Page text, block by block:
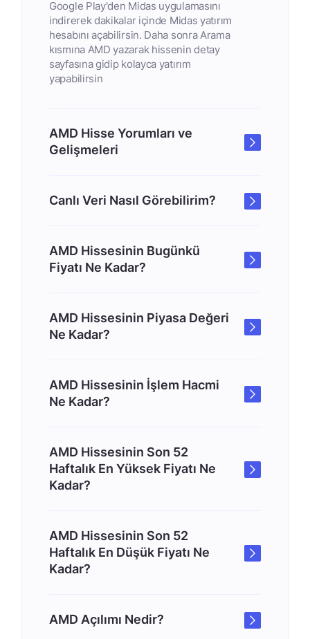
Google Play'den Midas uygulamasını
indirerek dakikalar içinde Midas yatırım
hesabını açabilirsin. Daha sonra Arama
kısmına AMD yazarak hissenin detay
sayfasına gidip kolayca yatırım
yapabilirsin
AMD Hisse Yorumları ve
Gelişmeleri
Canlı Veri Nasıl Görebilirim?
AMD Hissesinin Bugünkü
Fiyatı Ne Kadar?
AMD Hissesinin Piyasa Değeri
Ne Kadar?
AMD Hissesinin İşlem Hacmi
Ne Kadar?
AMD Hissesinin Son 52
Haftalık En Yüksek Fiyatı Ne
Kadar?
AMD Hissesinin Son 52
Haftalık En Düşük Fiyatı Ne
Kadar?
AMD Açılımı Nedir?